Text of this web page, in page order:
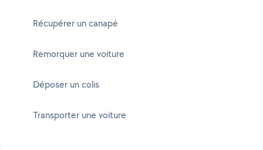
Récupérer un canapé
Remorquer une voiture
Déposer un colis
Transporter une voiture